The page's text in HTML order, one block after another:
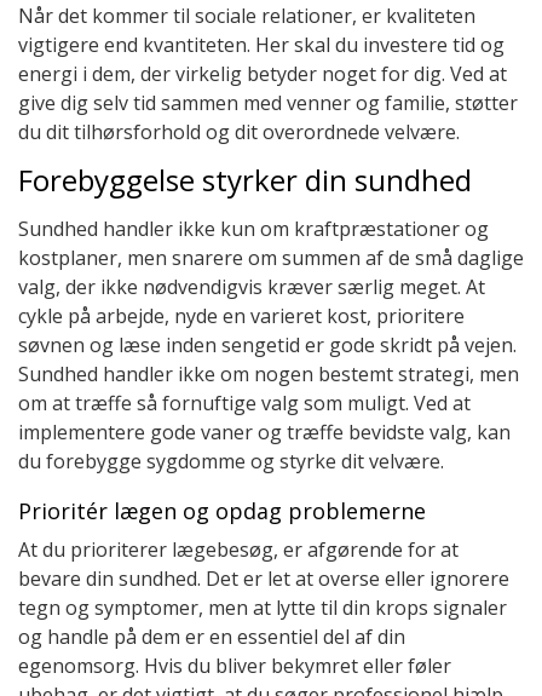
Når det kommer til sociale relationer, er kvaliteten
vigtigere end kvantiteten. Her skal du investere tid og
energi i dem, der virkelig betyder noget for dig. Ved at
give dig selv tid sammen med venner og familie, støtter
du dit tilhørsforhold og dit overordnede velvære.
Forebyggelse styrker din sundhed
Sundhed handler ikke kun om kraftpræstationer og
kostplaner, men snarere om summen af de små daglige
valg, der ikke nødvendigvis kræver særlig meget. At
cykle på arbejde, nyde en varieret kost, prioritere
søvnen og læse inden sengetid er gode skridt på vejen.
Sundhed handler ikke om nogen bestemt strategi, men
om at træffe så fornuftige valg som muligt. Ved at
implementere gode vaner og træffe bevidste valg, kan
du forebygge sygdomme og styrke dit velvære.
Prioritér lægen og opdag problemerne
At du prioriterer lægebesøg, er afgørende for at
bevare din sundhed. Det er let at overse eller ignorere
tegn og symptomer, men at lytte til din krops signaler
og handle på dem er en essentiel del af din
egenomsorg. Hvis du bliver bekymret eller føler